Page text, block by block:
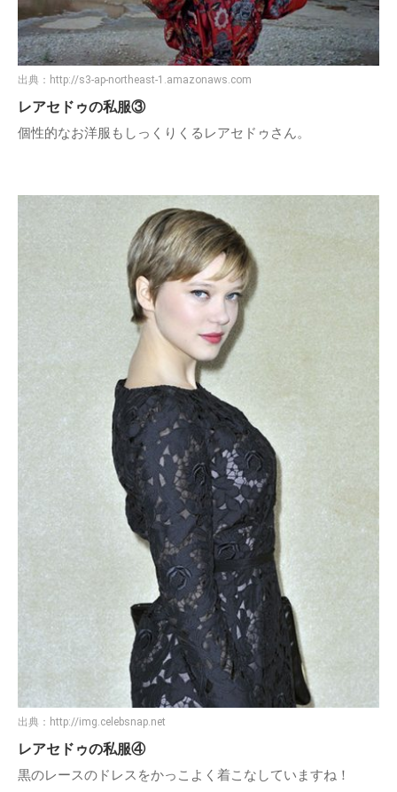
出典： http://s3-ap-northeast-1.amazonaws.com
レアセドゥの私服③
個性的なお洋服もしっくりくるレアセドゥさん。
出典： http://img.celebsnap.net
レアセドゥの私服④
黒のレースのドレスをかっこよく着こなしていますね！